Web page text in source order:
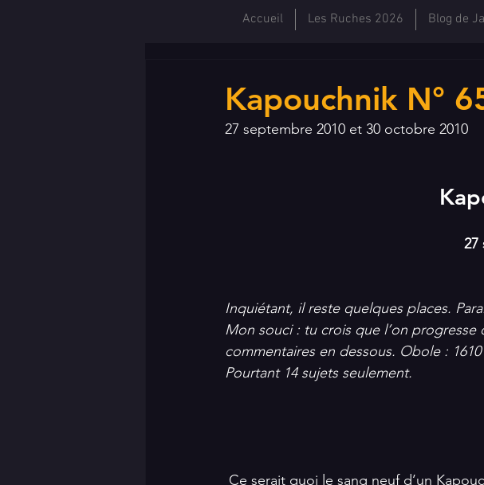
Kapouchnik N°
27 septembre 2010 et 30 octobre 2010
Inquiétant, il reste quelques places.
Mon souci : tu crois que l’on
commentaires en dessous. Obole :
Pourtant 14 sujets seulement.
Ce serait quoi le sang neuf d’un
Accueil Les Ruches 2026 Blog de